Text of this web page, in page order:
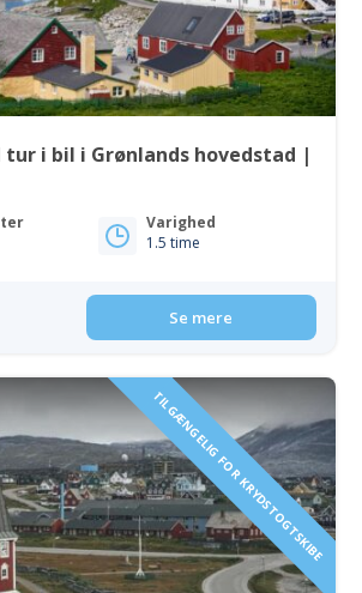
i bil i Grønlands hovedstad |
Varighed
1.5 time
Se mere
TILGÆNGELIG FOR KRYDSTOGTSKIBE